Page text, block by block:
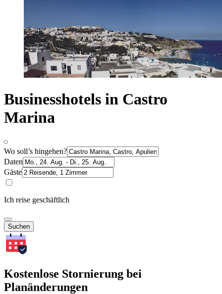
Businesshotels in Castro
Marina
Wo soll’s hingehen?
Daten
Gäste
Ich reise geschäftlich
Suchen
Kostenlose Stornierung bei
Planänderungen